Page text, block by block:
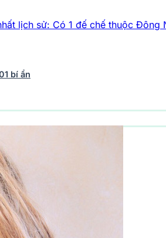
1 đế chế thuộc Đông Nam ÁTrung
bí ẩn
trụ